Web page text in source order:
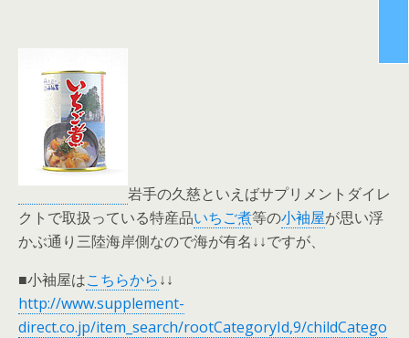
岩手の久慈といえばサプリメントダイレ
クトで取扱っている特産品いちご煮等の小袖屋が思い浮
かぶ通り三陸海岸側なので海が有名↓↓ですが、
■小袖屋はこちらから↓↓
http://www.supplement-
direct.co.jp/item_search/rootCategoryId,9/childCatego